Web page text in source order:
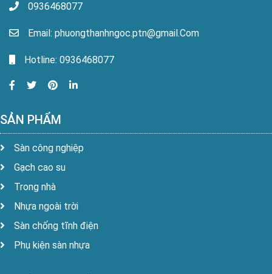
0936468077
Email: phuongthanhngoc.ptn@gmail.Com
Hotline: 0936468077
SẢN PHẨM
Sàn công nghiệp
Gạch cao su
Trong nhà
Nhựa ngoài trời
Sàn chống tĩnh điện
Phụ kiện sàn nhựa